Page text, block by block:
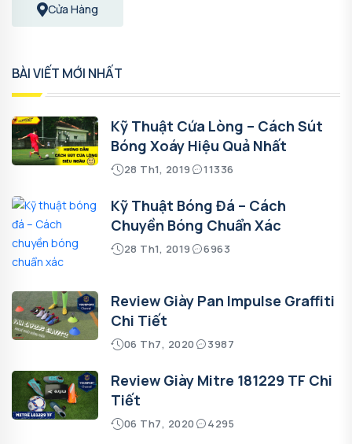
Cửa Hàng
BÀI VIẾT MỚI NHẤT
Kỹ Thuật Cứa Lòng – Cách Sút
Bóng Xoáy Hiệu Quả Nhất
28 Th1, 2019 11336
Kỹ Thuật Bóng Đá – Cách
Chuyền Bóng Chuẩn Xác
28 Th1, 2019 6963
Review Giày Pan Impulse Graffiti
Chi Tiết
06 Th7, 2020 3987
Review Giày Mitre 181229 TF Chi
Tiết
06 Th7, 2020 4295